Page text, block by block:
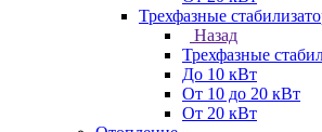
Трехфазные
Назад
Трехфазные
До 10 кВт
От 10 до 20 кВт
От 20 кВт